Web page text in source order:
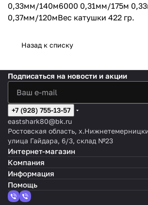
0,33мм/140м6000 0,31мм/175м
0,37мм/120мВес катушки 422 гр.
Назад к списку
Подписаться на новости и акции
+7 (928) 755-13-57
eastshark80@bk.ru
Ростовская область,
улица Гайдара, 6/3, склад №23
Интернет-магазин
Компания
Информация
Помощь